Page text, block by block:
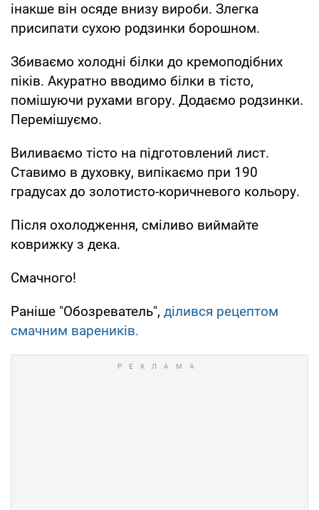
інакше він осяде внизу вироби. Злегка
присипати сухою родзинки борошном.
Збиваємо холодні білки до кремоподібних
піків. Акуратно вводимо білки в тісто,
помішуючи рухами вгору. Додаємо родзинки.
Перемішуємо.
Виливаємо тісто на підготовлений лист.
Ставимо в духовку, випікаємо при 190
градусах до золотисто-коричневого кольору.
Після охолодження, сміливо виймайте
коврижку з дека.
Смачного!
Раніше "Обозреватель", ділився рецептом
смачним вареників.